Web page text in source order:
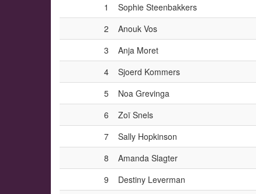
1
Sophie Steenbakkers
2
Anouk Vos
3
Anja Moret
4
Sjoerd Kommers
5
Noa Grevinga
6
Zoï Snels
7
Sally Hopkinson
8
Amanda Slagter
9
Destiny Leverman